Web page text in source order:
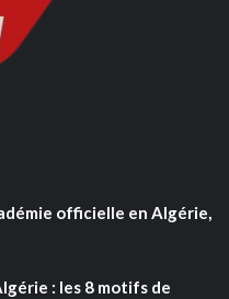
officielle en Algérie,
: les 8 motifs de